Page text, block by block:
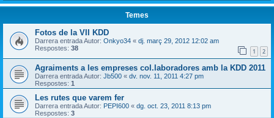
Temes
Fotos de la VII KDD
Darrera entrada Autor: Onkyo34 « dj. març 29, 2012 12:02 am
Respostes: 38 1 2
Agraiments a les empreses col.laboradores amb la KDD 2011
Darrera entrada Autor: Jb500 « dv. nov. 11, 2011 4:27 pm
Respostes: 1
Les rutes que varem fer
Darrera entrada Autor: PEPI600 « dg. oct. 23, 2011 8:13 pm
Respostes: 3